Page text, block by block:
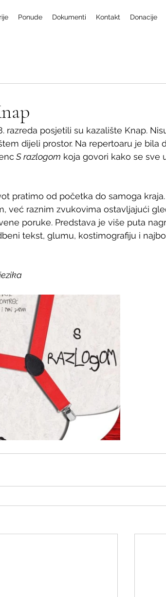
Ponude Dokumenti Kontakt Donacije
razreda posjetili su kazalište Knap.
dijeli prostor. Na repertoaru je bila
S razlogom koja govori kako se sve
pratimo od početka do samoga
već raznim zvukovima ostavljajući
poruke. Predstava je više puta
tekst, glumu, kostimografiju i